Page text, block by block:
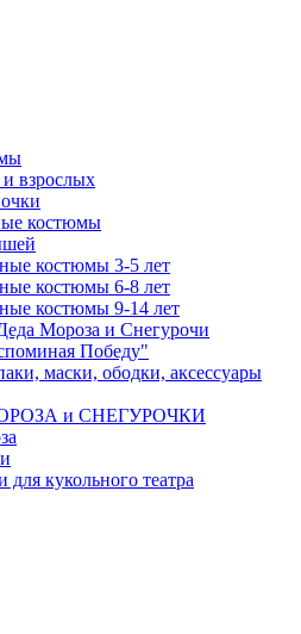
взрослых
костюмы
костюмы 3-5 лет
костюмы 6-8 лет
костюмы 9-14 лет
Мороза и Снегурочи
Победу"
маски, ободки, аксессуары
и СНЕГУРОЧКИ
кукольного театра